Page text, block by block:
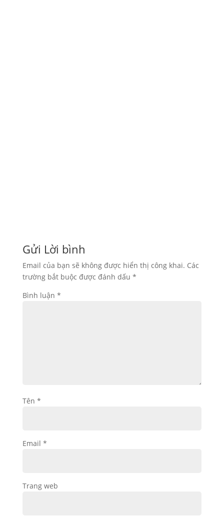
Gửi Lời bình
Email của bạn sẽ không được hiển thị công khai. Các
trường bắt buộc được đánh dấu *
Bình luận *
Tên *
Email *
Trang web